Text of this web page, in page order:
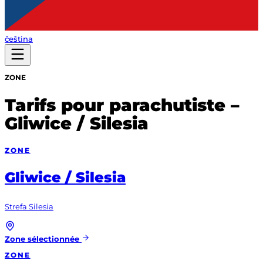
čeština
ZONE
Tarifs pour parachutiste –
Gliwice / Silesia
ZONE
Gliwice / Silesia
Strefa Silesia
Zone sélectionnée
ZONE